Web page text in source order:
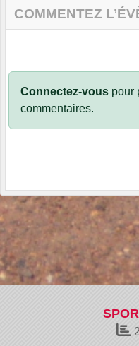
COMMENTEZ
Connectez-vous pour
commentaires.